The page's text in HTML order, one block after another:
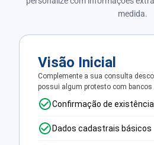
medida.
Visão Inicial
Complemente a sua consulta
possui algum protesto com bancos
Confirmação de existência
Dados cadastrais básicos